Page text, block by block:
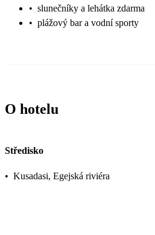
• slunečníky a lehátka zdarma
• plážový bar a vodní sporty
O hotelu
Středisko
• Kusadasi, Egejská riviéra